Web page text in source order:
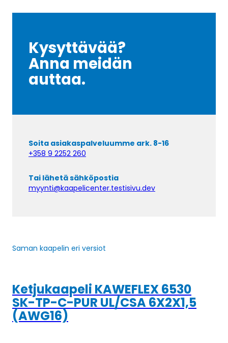
Kysyttävää?
Anna meidän
auttaa.
Soita asiakaspalveluumme ark. 8-16
+358 9 2252 260
Tai lähetä sähköpostia
myynti@kaapelicenter.testisivu.dev
Saman kaapelin eri versiot
Ketjukaapeli KAWEFLEX 6530
SK-TP-C-PUR UL/CSA 6X2X1,5
(AWG16)